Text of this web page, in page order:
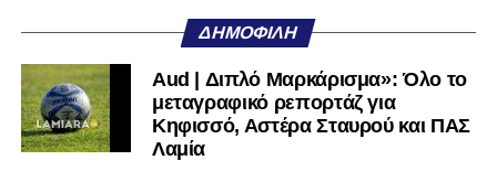
Twitterκαι στοInstagram
μαθαίνετε σε χρόνο dt όλα τα νέα.
ΔΗΜΟΦΙΛΉ
Aud | Διπλό Μαρκάρισμα»: Όλο το
μεταγραφικό ρεπορτάζ για
Κηφισσό, Αστέρα Σταυρού και ΠΑΣ
Λαμία